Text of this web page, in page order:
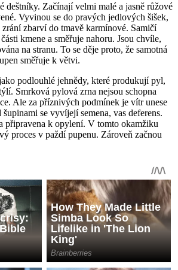
deštníky. Začínají velmi malé a jasně růžové
Vyvinou se do pravých jedlových šišek,
zbarví do tmavě karmínové. Samičí
kmene a směřuje nahoru. Jsou chvíle,
na stranu. To se děje proto, že samotná
směřuje k větvi.
podlouhlé jehnědy, které produkují pyl,
Smrková pylová zrna nejsou schopna
Ale za příznivých podmínek je vítr unese
se vyvíjejí semena, vas deferens.
připravena k opylení. V tomto okamžiku
proces v paždí pupenu. Zároveň začnou